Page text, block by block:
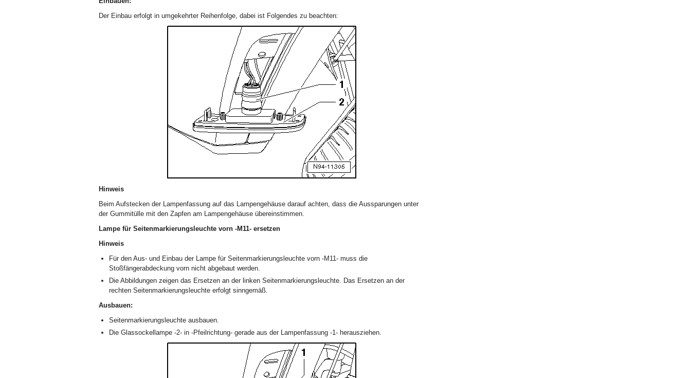
Der Einbau erfolgt in umgekehrter Reihenfolge, dabei ist Folgendes zu beachten:
Hinweis
Beim Aufstecken der Lampenfassung auf das Lampengehäuse darauf achten, dass die Aussparungen unter
der Gummitülle mit den Zapfen am Lampengehäuse übereinstimmen.
Lampe für Seitenmarkierungsleuchte vorn -M11- ersetzen
Hinweis
Für den Aus- und Einbau der Lampe für Seitenmarkierungsleuchte vorn -M11- muss die
Stoßfängerabdeckung vorn nicht abgebaut werden.
Die Abbildungen zeigen das Ersetzen an der linken Seitenmarkierungsleuchte. Das Ersetzen an der
rechten Seitenmarkierungsleuchte erfolgt sinngemäß.
Ausbauen:
Seitenmarkierungsleuchte ausbauen.
Die Glassockellampe -2- in -Pfeilrichtung- gerade aus der Lampenfassung -1- herausziehen.